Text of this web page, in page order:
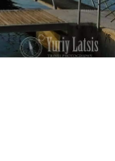
G
A
T
I